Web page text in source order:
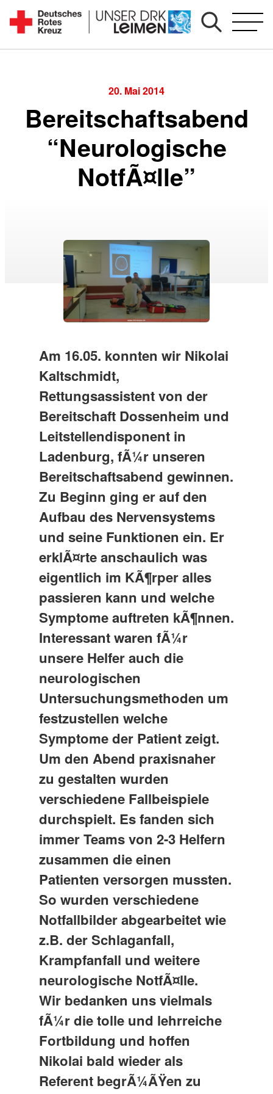
Zum
Inhalt
springen
1892
20. Mai 2014
Bereitschaftsabend
“Neurologische
NotfÃ¤lle”
Am 16.05. konnten wir Nikolai
Kaltschmidt,
Rettungsassistent von der
Bereitschaft Dossenheim und
Leitstellendisponent in
Ladenburg, fÃ¼r unseren
Bereitschaftsabend gewinnen.
Zu Beginn ging er auf den
Aufbau des Nervensystems
und seine Funktionen ein. Er
erklÃ¤rte anschaulich was
eigentlich im KÃ¶rper alles
passieren kann und welche
Symptome auftreten kÃ¶nnen.
Interessant waren fÃ¼r
unsere Helfer auch die
neurologischen
Untersuchungsmethoden um
festzustellen welche
Symptome der Patient zeigt.
Um den Abend praxisnaher
zu gestalten wurden
verschiedene Fallbeispiele
durchspielt. Es fanden sich
immer Teams von 2-3 Helfern
zusammen die einen
Patienten versorgen mussten.
So wurden verschiedene
Notfallbilder abgearbeitet wie
z.B. der Schlaganfall,
Krampfanfall und weitere
neurologische NotfÃ¤lle.
Wir bedanken uns vielmals
fÃ¼r die tolle und lehrreiche
Fortbildung und hoffen
Nikolai bald wieder als
Referent begrÃ¼ÃŸen zu